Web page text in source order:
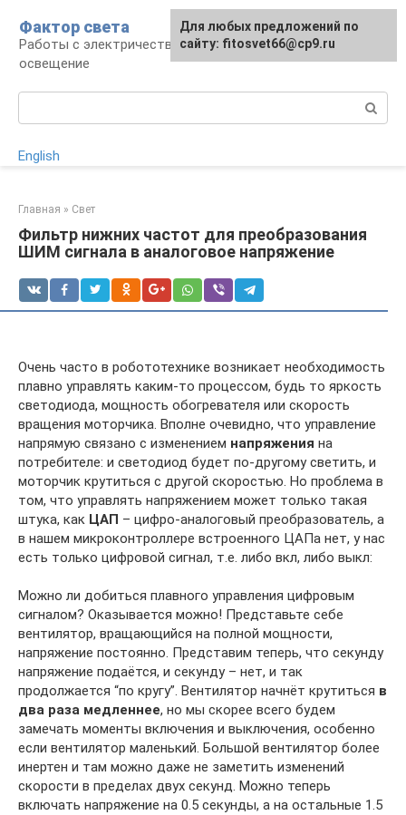
контенту
Фактор света
Работы с электричеством, электроприборы и
освещение
English
Главная » Свет
Фильтр нижних частот для преобразования
ШИМ сигнала в аналоговое напряжение
Очень часто в робототехнике возникает необходимость
плавно управлять каким-то процессом, будь то яркость
светодиода, мощность обогревателя или скорость
вращения моторчика. Вполне очевидно, что управление
напрямую связано с изменением напряжения на
потребителе: и светодиод будет по-другому светить, и
моторчик крутиться с другой скоростью. Но проблема в
том, что управлять напряжением может только такая
штука, как ЦАП – цифро-аналоговый преобразователь, а
в нашем микроконтроллере встроенного ЦАПа нет, у нас
есть только цифровой сигнал, т.е. либо вкл, либо выкл:
Можно ли добиться плавного управления цифровым
сигналом? Оказывается можно! Представьте себе
вентилятор, вращающийся на полной мощности,
напряжение постоянно. Представим теперь, что секунду
напряжение подаётся, и секунду – нет, и так
продолжается “по кругу”. Вентилятор начнёт крутиться в
два раза медленнее, но мы скорее всего будем
замечать моменты включения и выключения, особенно
если вентилятор маленький. Большой вентилятор более
инертен и там можно даже не заметить изменений
скорости в пределах двух секунд. Можно теперь
включать напряжение на 0.5 секунды, а на остальные 1.5
Для любых предложений по
сайту: fitosvet66@cp9.ru